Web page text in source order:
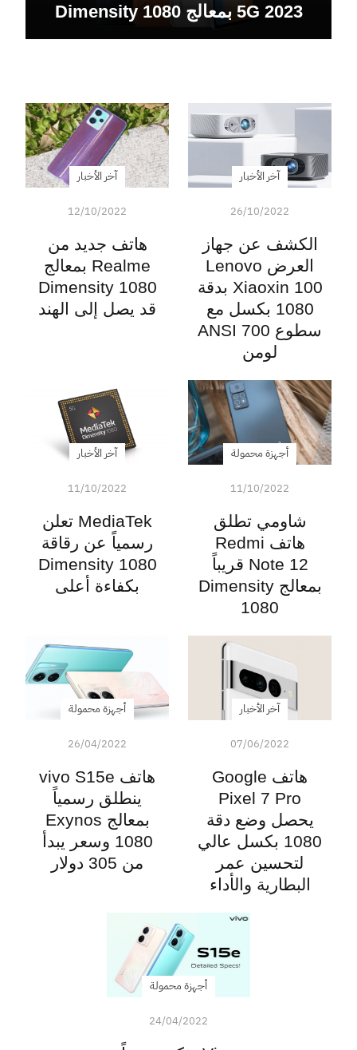
5G 2023 بمعالج Dimensity 1080
آخر الأخبار
26/10/2022
الكشف عن جهاز
العرض Lenovo
Xiaoxin 100 بدقة
1080 بكسل مع
سطوع 700 ANSI
لومن
آخر الأخبار
12/10/2022
هاتف جديد من
Realme بمعالج
Dimensity 1080
قد يصل إلى الهند
أجهزة محمولة
11/10/2022
شاومي تطلق
هاتف Redmi
Note 12 قريباً
بمعالج Dimensity
1080
آخر الأخبار
11/10/2022
MediaTek تعلن
رسمياً عن رقاقة
Dimensity 1080
بكفاءة أعلى
آخر الأخبار
07/06/2022
هاتف Google
Pixel 7 Pro
يحصل وضع دقة
1080 بكسل عالي
لتحسين عمر
البطارية والأداء
أجهزة محمولة
26/04/2022
هاتف vivo S15e
ينطلق رسمياً
بمعالج Exynos
1080 وسعر يبدأ
من 305 دولار
أجهزة محمولة
24/04/2022